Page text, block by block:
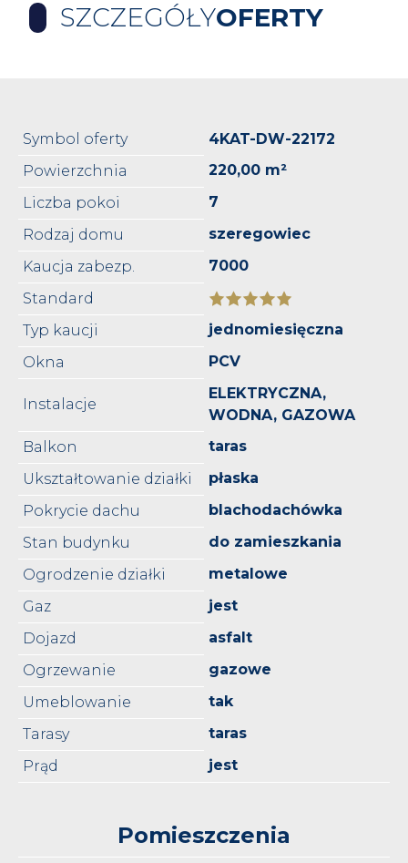
SZCZEGÓŁYOFERTY
Symbol oferty
4KAT-DW-22172
Powierzchnia
220,00 m²
Liczba pokoi
7
Rodzaj domu
szeregowiec
Kaucja zabezp.
7000
Standard
Typ kaucji
jednomiesięczna
Okna
PCV
Instalacje
ELEKTRYCZNA,
WODNA, GAZOWA
Balkon
taras
Ukształtowanie działki
płaska
Pokrycie dachu
blachodachówka
Stan budynku
do zamieszkania
Ogrodzenie działki
metalowe
Gaz
jest
Dojazd
asfalt
Ogrzewanie
gazowe
Umeblowanie
tak
Tarasy
taras
Prąd
jest
Pomieszczenia